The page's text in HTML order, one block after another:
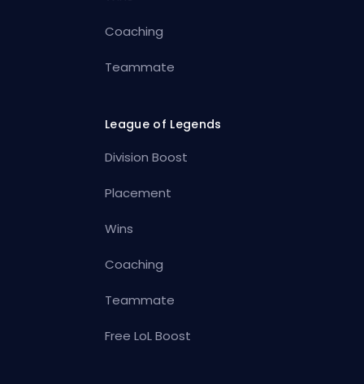
Coaching
Teammate
League of Legends
Division Boost
Placement
Wins
Coaching
Teammate
Free LoL Boost